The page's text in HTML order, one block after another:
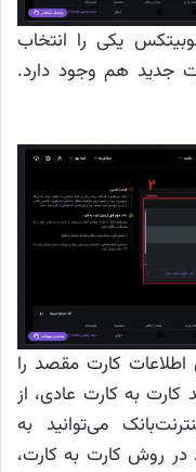
یکی را انتخاب
جدید هم وجود دارد.
اطلاعات کارت مقصد را
به کارت عادی، از
می‌توانید به
در روش کارت به کارت،